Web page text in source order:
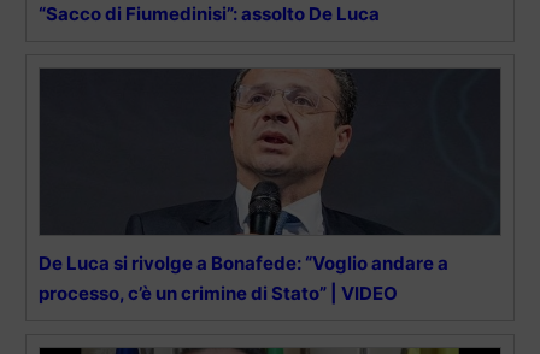
“Sacco di Fiumedinisi”: assolto De Luca
De Luca si rivolge a Bonafede: “Voglio andare a
processo, c’è un crimine di Stato” | VIDEO